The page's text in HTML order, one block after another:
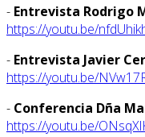
- Entrevista Rodrigo
https://youtu.be/
- Entrevista Javier
https://youtu.be/
- Conferencia Dña
https://youtu.be/